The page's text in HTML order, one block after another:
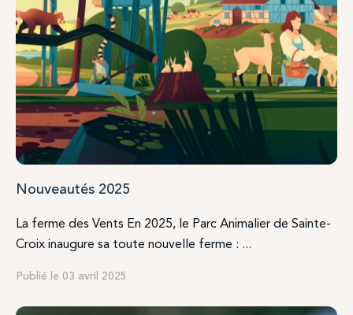
Nouveautés 2025
La ferme des Vents En 2025, le Parc Animalier de Sainte-
Croix inaugure sa toute nouvelle ferme : ...
Publié le 03 avril 2025